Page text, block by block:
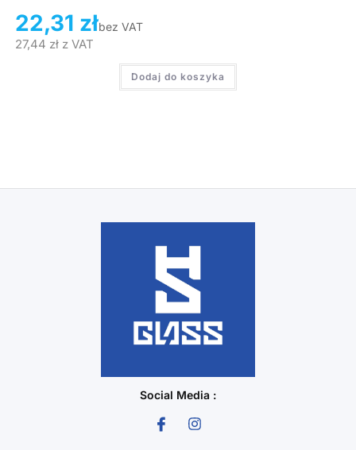
22,31 złbez VAT
27,44 złz VAT
Dodaj do koszyka
Social Media :